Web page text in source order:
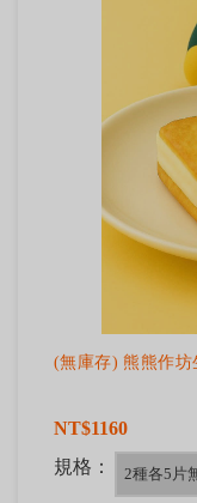
(無庫存) 熊熊作坊
NT$1160
規格：
2種各5片